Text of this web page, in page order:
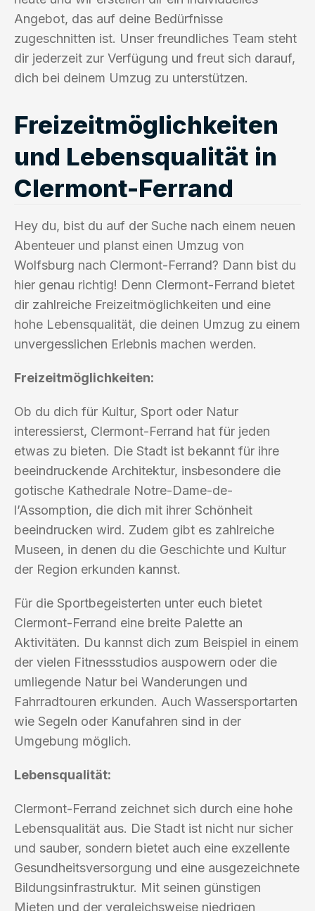
Angebot, das auf deine Bedürfnisse
zugeschnitten ist. Unser freundliches Team steht
dir jederzeit zur Verfügung und freut sich darauf,
dich bei deinem Umzug zu unterstützen.
Freizeitmöglichkeiten
und Lebensqualität in
Clermont-Ferrand
Hey du, bist du auf der Suche nach einem neuen
Abenteuer und planst einen Umzug von
Wolfsburg nach Clermont-Ferrand? Dann bist du
hier genau richtig! Denn Clermont-Ferrand bietet
dir zahlreiche Freizeitmöglichkeiten und eine
hohe Lebensqualität, die deinen Umzug zu einem
unvergesslichen Erlebnis machen werden.
Freizeitmöglichkeiten:
Ob du dich für Kultur, Sport oder Natur
interessierst, Clermont-Ferrand hat für jeden
etwas zu bieten. Die Stadt ist bekannt für ihre
beeindruckende Architektur, insbesondere die
gotische Kathedrale Notre-Dame-de-
l’Assomption, die dich mit ihrer Schönheit
beeindrucken wird. Zudem gibt es zahlreiche
Museen, in denen du die Geschichte und Kultur
der Region erkunden kannst.
Für die Sportbegeisterten unter euch bietet
Clermont-Ferrand eine breite Palette an
Aktivitäten. Du kannst dich zum Beispiel in einem
der vielen Fitnessstudios auspowern oder die
umliegende Natur bei Wanderungen und
Fahrradtouren erkunden. Auch Wassersportarten
wie Segeln oder Kanufahren sind in der
Umgebung möglich.
Lebensqualität:
Clermont-Ferrand zeichnet sich durch eine hohe
Lebensqualität aus. Die Stadt ist nicht nur sicher
und sauber, sondern bietet auch eine exzellente
Gesundheitsversorgung und eine ausgezeichnete
Bildungsinfrastruktur. Mit seinen günstigen
Mieten und der vergleichsweise niedrigen